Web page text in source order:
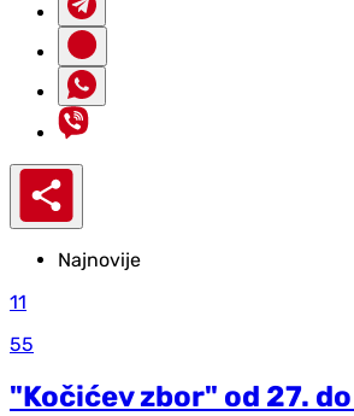
Najnovije
11
55
"Kočićev zbor" od 27.